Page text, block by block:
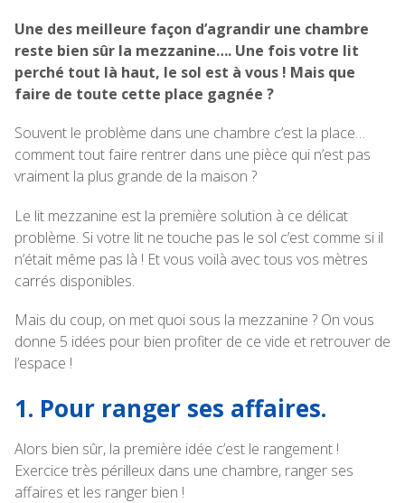
Une des meilleure façon d’agrandir une chambre
reste bien sûr la mezzanine…. Une fois votre lit
perché tout là haut, le sol est à vous ! Mais que
faire de toute cette place gagnée ?
Souvent le problème dans une chambre c’est la place…
comment tout faire rentrer dans une pièce qui n’est pas
vraiment la plus grande de la maison ?
Le lit mezzanine est la première solution à ce délicat
problème. Si votre lit ne touche pas le sol c’est comme si il
n’était même pas là ! Et vous voilà avec tous vos mètres
carrés disponibles.
Mais du coup, on met quoi sous la mezzanine ? On vous
donne 5 idées pour bien profiter de ce vide et retrouver de
l’espace !
1. Pour ranger ses affaires.
Alors bien sûr, la première idée c’est le rangement !
Exercice très périlleux dans une chambre, ranger ses
affaires et les ranger bien !